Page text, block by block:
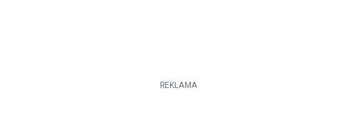
REKLAMA